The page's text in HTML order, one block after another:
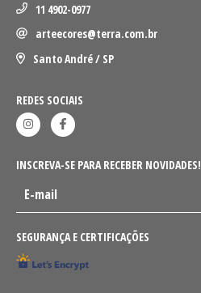
11 4902-0977
arteecores@terra.com.br
Santo André / SP
REDES SOCIAIS
INSCREVA-SE PARA RECEBER NOVIDADES!
SEGURANÇA E CERTIFICAÇÕES